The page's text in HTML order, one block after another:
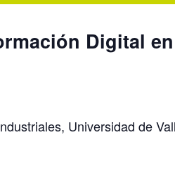
Digital
Universidad de